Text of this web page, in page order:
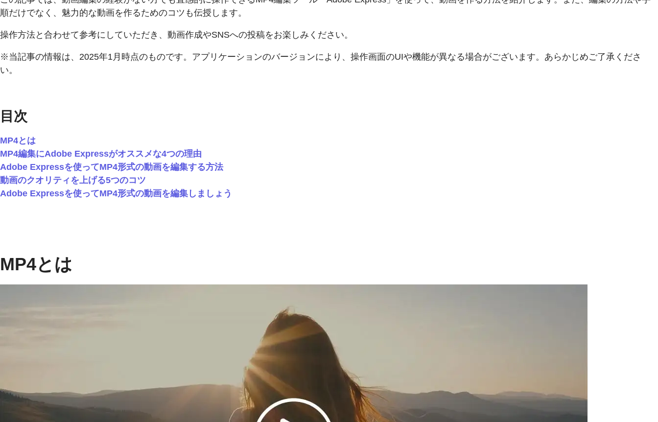
順だけでなく、魅力的な動画を作るためのコツも伝授します。
操作方法と合わせて参考にしていただき、動画作成やSNSへの投稿をお楽しみください。
※当記事の情報は、2025年1月時点のものです。アプリケーションのバージョンにより、操作画面のUIや機能が異なる場合がございます。あらかじめご了承くださ
い。
目次
MP4とは
MP4編集にAdobe Expressがオススメな4つの理由
Adobe Expressを使ってMP4形式の動画を編集する方法
動画のクオリティを上げる5つのコツ
Adobe Expressを使ってMP4形式の動画を編集しましょう
MP4とは